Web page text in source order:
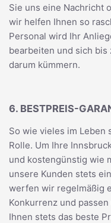
Sie uns eine Nachricht
wir helfen Ihnen so
Personal wird Ihr
bearbeiten und sich
darum kümmern.
6. BESTPREIS-
So wie vieles im Leben
Rolle. Um Ihre
und kostengünstig wie
unsere Kunden stets
werfen wir regelmäßig
Konkurrenz und
Ihnen stets das beste